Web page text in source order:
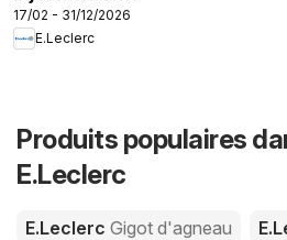
17/02 - 31/12/2026
E.Leclerc
Produits populaires
E.Leclerc
E.Leclerc Gigot d'agneau